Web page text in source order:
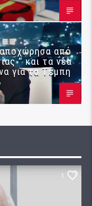
από
” και τα νέα
για τα Τέμπη
1